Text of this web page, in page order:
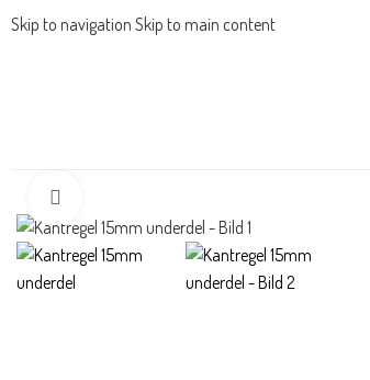
Skip to navigation Skip to main content